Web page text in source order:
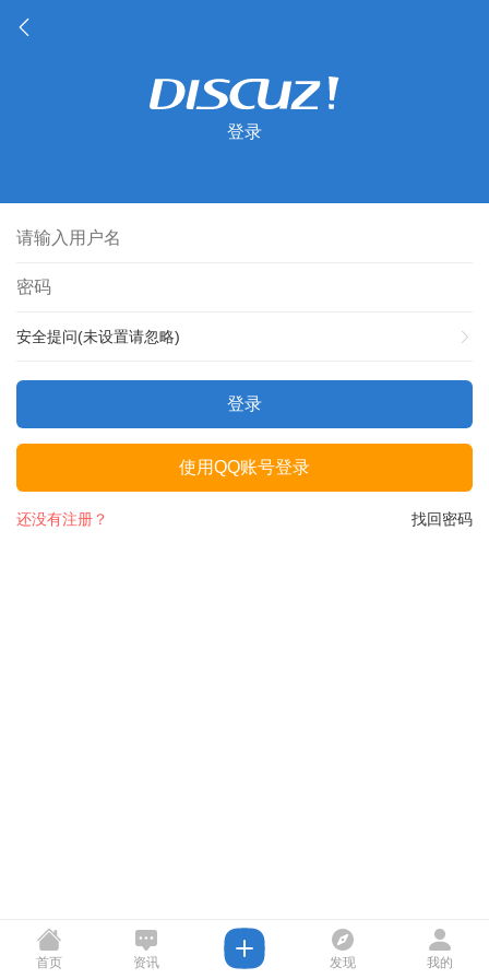
登录
安全提问(未设置请忽略)
登录
使用QQ账号登录
找回密码
还没有注册？
首页 资讯 发现 我的